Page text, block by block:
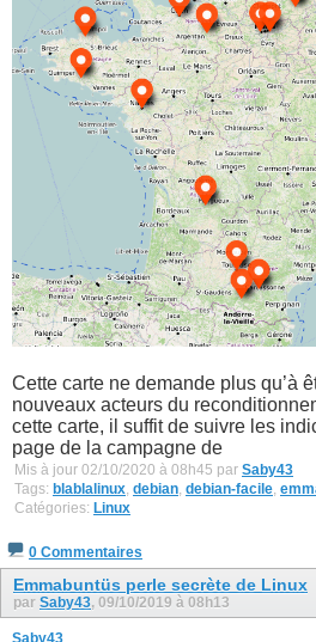
Cette carte ne demande plus qu’à
nouveaux acteurs du
cette carte, il suffit de suivre les
page de la campagne de
Mis à jour 02/10/2020 à 08h45 par Saby43
Tags: blablalinux, debian, debian-facile,
Catégories: Linux
0 Commentaires
Emmabuntüs perle secrète de Linux
par Saby43, 09/10/2019 à 08h13
Saby43